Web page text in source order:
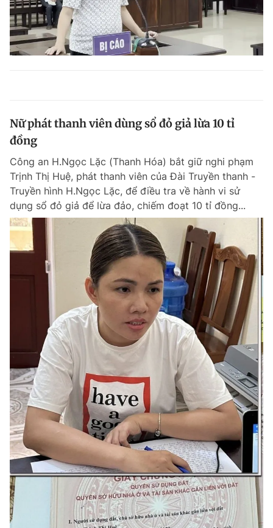
Nữ phát thanh viên dùng sổ đỏ giả lừa 10 tỉ
đồng
Công an H.Ngọc Lặc (Thanh Hóa) bắt giữ nghi phạm
Trịnh Thị Huệ, phát thanh viên của Đài Truyền thanh -
Truyền hình H.Ngọc Lặc, để điều tra về hành vi sử
dụng sổ đỏ giả để lừa đảo, chiếm đoạt 10 tỉ đồng...